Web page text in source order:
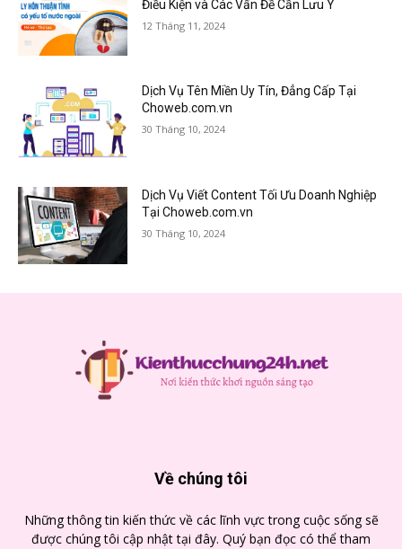
Điều Kiện và Các Vấn Đề Cần Lưu Ý
12 Tháng 11, 2024
Dịch Vụ Tên Miền Uy Tín, Đẳng Cấp Tại
Choweb.com.vn
30 Tháng 10, 2024
Dịch Vụ Viết Content Tối Ưu Doanh Nghiệp
Tại Choweb.com.vn
30 Tháng 10, 2024
Về chúng tôi
Những thông tin kiến thức về các lĩnh vực trong cuộc sống sẽ
được chúng tôi cập nhật tại đây. Quý bạn đọc có thể tham